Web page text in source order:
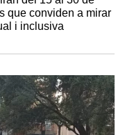
que conviden a mirar
i inclusiva